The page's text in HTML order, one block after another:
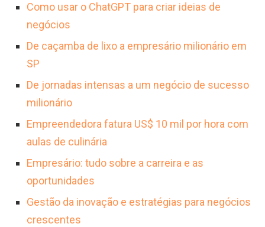
Como usar o ChatGPT para criar ideias de
negócios
De caçamba de lixo a empresário milionário em
SP
De jornadas intensas a um negócio de sucesso
milionário
Empreendedora fatura US$ 10 mil por hora com
aulas de culinária
Empresário: tudo sobre a carreira e as
oportunidades
Gestão da inovação e estratégias para negócios
crescentes